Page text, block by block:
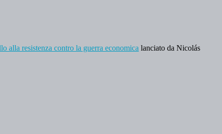
alla resistenza contro la guerra economica lanciato da Nicolás